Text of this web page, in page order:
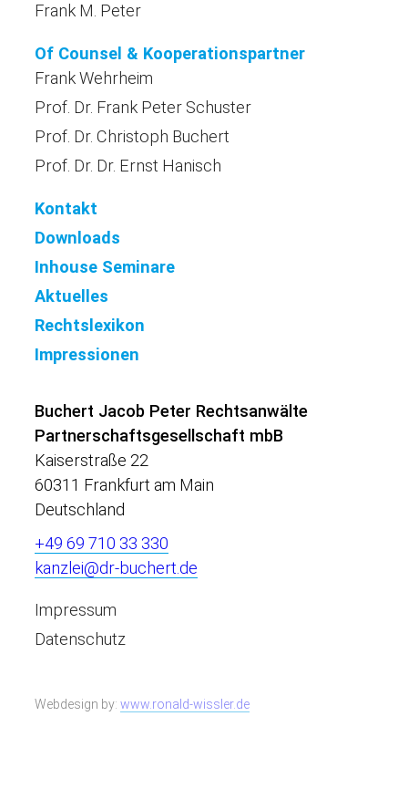
Frank M. Peter
Of Counsel & Kooperationspartner
Frank Wehrheim
Prof. Dr. Frank Peter Schuster
Prof. Dr. Christoph Buchert
Prof. Dr. Dr. Ernst Hanisch
Kontakt
Downloads
Inhouse Seminare
Aktuelles
Rechtslexikon
Impressionen
Buchert Jacob Peter Rechtsanwälte
Partnerschaftsgesellschaft mbB
Kaiserstraße 22
60311 Frankfurt am Main
Deutschland
+49 69 710 33 330
kanzlei@dr-buchert.de
Impressum
Datenschutz
Webdesign by: www.ronald-wissler.de